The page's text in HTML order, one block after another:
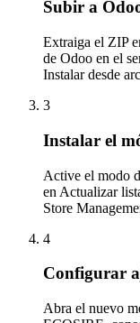
Subir a
Extraiga el ZIP
de Odoo en el
Instalar desde
3
Instalar el
Active el modo
en Actualizar
Store
4
Configurar
Abra el nuevo